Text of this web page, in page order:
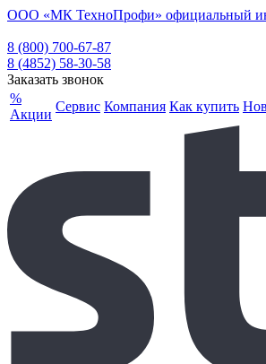
ООО «МК ТехноПрофи» официальный
8 (800) 700-67-87
8 (4852) 58-30-58
Заказать звонок
%
Акции
Сервис Компания Как купить